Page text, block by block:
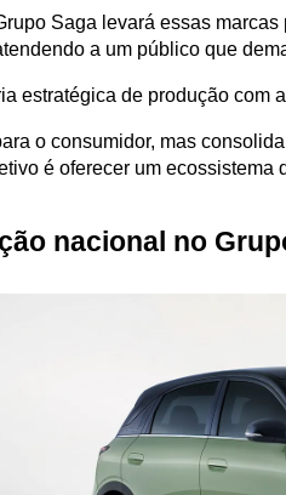
Saga levará essas
a um público que
estratégica de produção
o consumidor, mas
é oferecer um ecossistema
nacional no